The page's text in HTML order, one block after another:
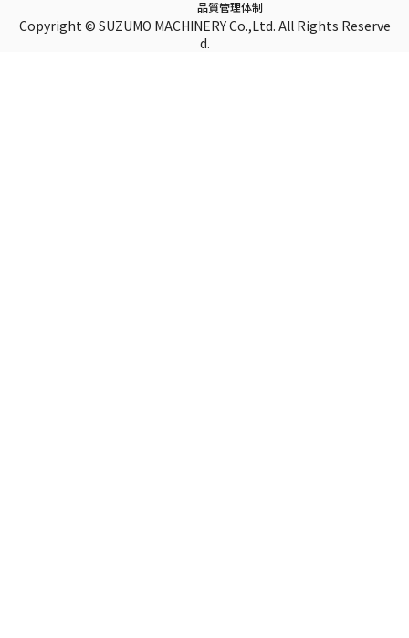
品質管理体制
Copyright © SUZUMO MACHINERY Co.,Ltd. All Rights Reserve
d.